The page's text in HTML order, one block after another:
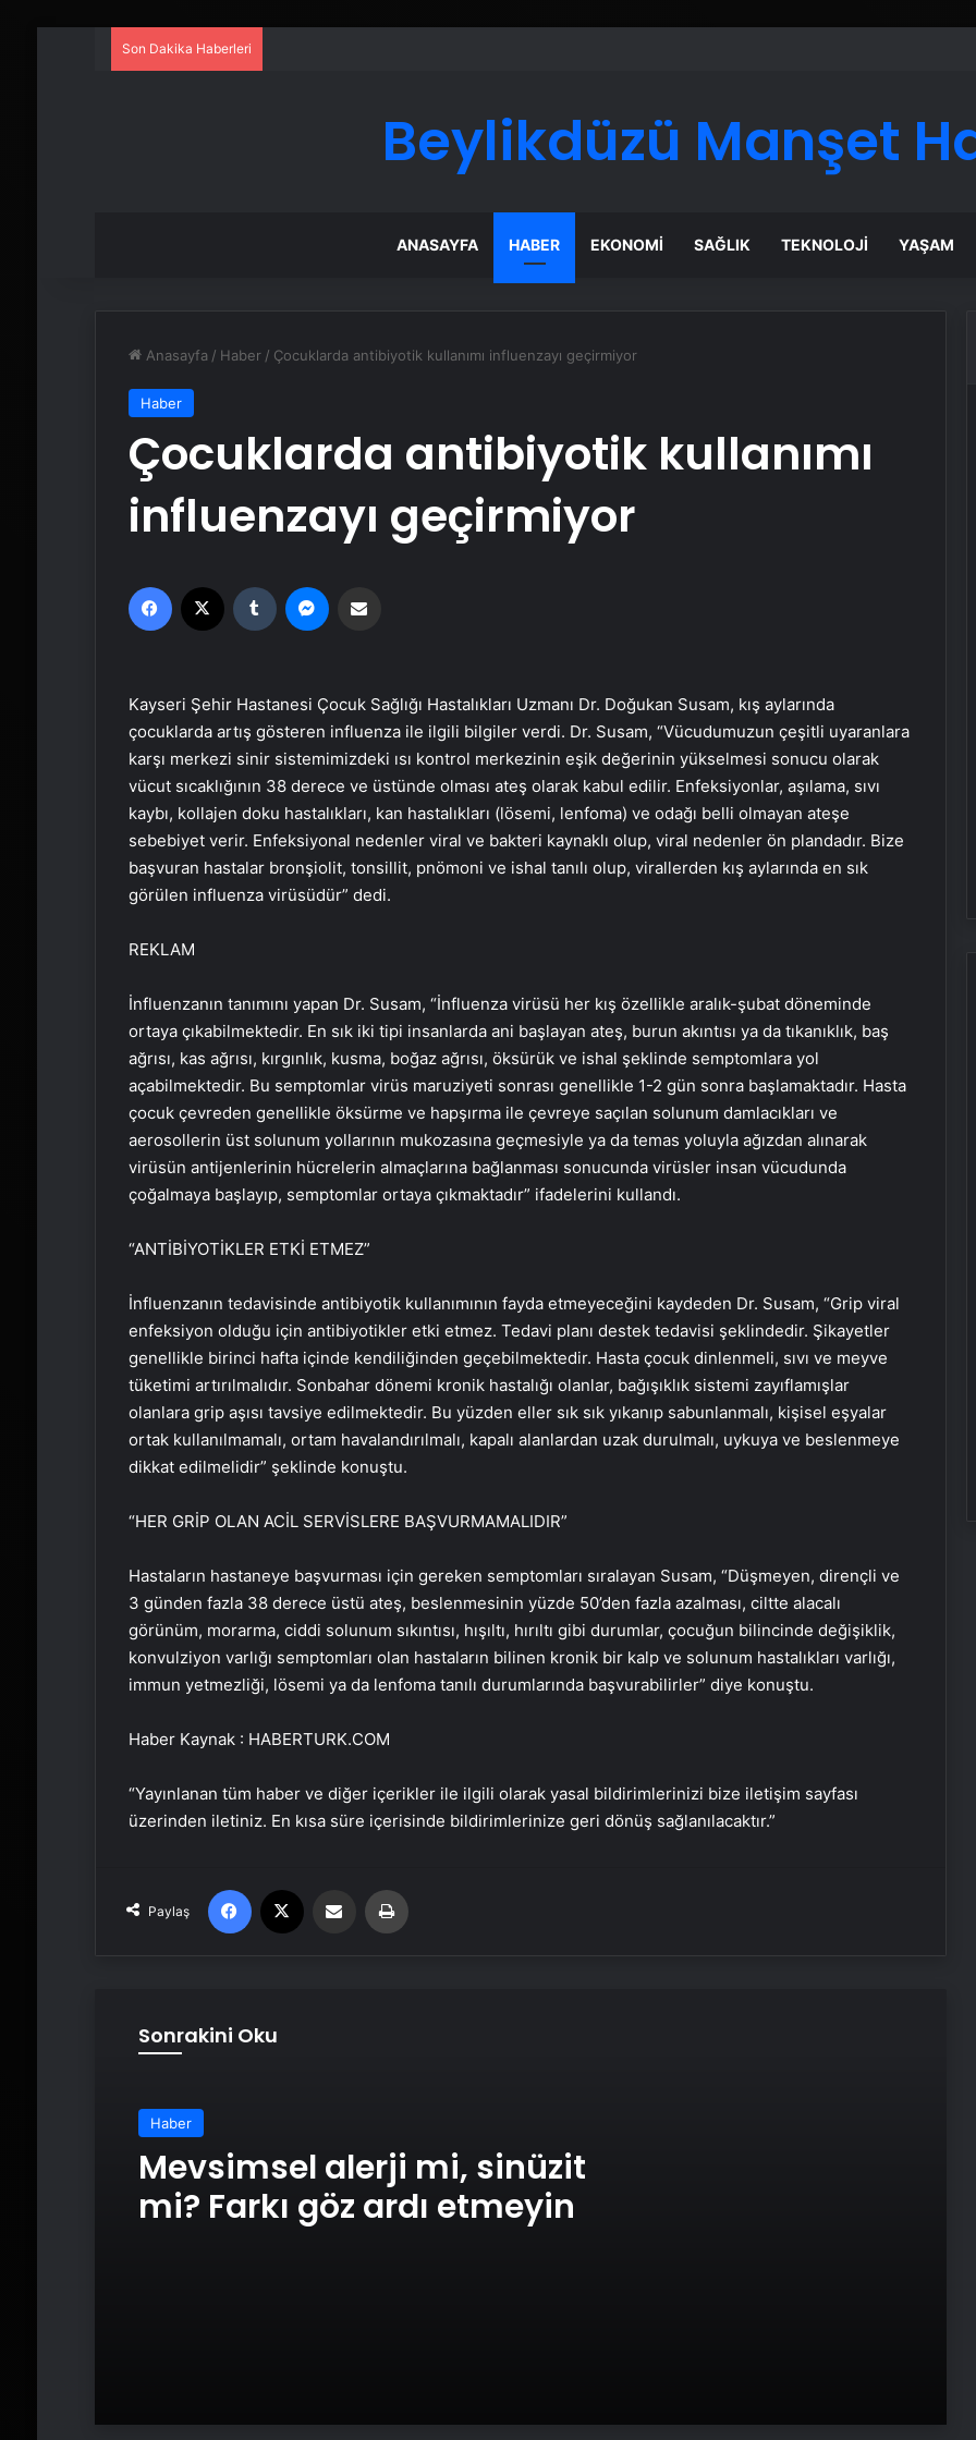
Son Dakika Haberleri
Beylikdüzü Manşet
ANASAYFA HABER EKONOMI SAĞLIK TEKNOLOJI YAŞAM
Anasayfa / Haber / Çocuklarda antibiyotik kullanımı influenzayı geçirmiyor
Haber
Çocuklarda antibiyotik kullanımı
influenzayı geçirmiyor
Facebook Tumblr
Kayseri Şehir Hastanesi Çocuk Sağlığı Hastalıkları Uzmanı Dr. Doğukan Susam, kış aylarında
çocuklarda artış gösteren influenza ile ilgili bilgiler verdi. Dr. Susam, “Vücudumuzun çeşitli uyaranlara
karşı merkezi sinir sistemimizdeki ısı kontrol merkezinin eşik değerinin yükselmesi sonucu olarak
vücut sıcaklığının 38 derece ve üstünde olması ateş olarak kabul edilir. Enfeksiyonlar, aşılama, sıvı
kaybı, kollajen doku hastalıkları, kan hastalıkları (lösemi, lenfoma) ve odağı belli olmayan ateşe
sebebiyet verir. Enfeksiyonal nedenler viral ve bakteri kaynaklı olup, viral nedenler ön plandadır. Bize
başvuran hastalar bronşiolit, tonsillit, pnömoni ve ishal tanılı olup, virallerden kış aylarında en sık
görülen influenza virüsüdür” dedi.
REKLAM
İnfluenzanın tanımını yapan Dr. Susam, “İnfluenza virüsü her kış özellikle aralık-şubat döneminde
ortaya çıkabilmektedir. En sık iki tipi insanlarda ani başlayan ateş, burun akıntısı ya da tıkanıklık, baş
ağrısı, kas ağrısı, kırgınlık, kusma, boğaz ağrısı, öksürük ve ishal şeklinde semptomlara yol
açabilmektedir. Bu semptomlar virüs maruziyeti sonrası genellikle 1-2 gün sonra başlamaktadır. Hasta
çocuk çevreden genellikle öksürme ve hapşırma ile çevreye saçılan solunum damlacıkları ve
aerosollerin üst solunum yollarının mukozasına geçmesiyle ya da temas yoluyla ağızdan alınarak
virüsün antijenlerinin hücrelerin almaçlarına bağlanması sonucunda virüsler insan vücudunda
çoğalmaya başlayıp, semptomlar ortaya çıkmaktadır” ifadelerini kullandı.
“ANTİBİYOTİKLER ETKİ ETMEZ”
İnfluenzanın tedavisinde antibiyotik kullanımının fayda etmeyeceğini kaydeden Dr. Susam, “Grip viral
enfeksiyon olduğu için antibiyotikler etki etmez. Tedavi planı destek tedavisi şeklindedir. Şikayetler
genellikle birinci hafta içinde kendiliğinden geçebilmektedir. Hasta çocuk dinlenmeli, sıvı ve meyve
tüketimi artırılmalıdır. Sonbahar dönemi kronik hastalığı olanlar, bağışıklık sistemi zayıflamışlar
olanlara grip aşısı tavsiye edilmektedir. Bu yüzden eller sık sık yıkanıp sabunlanmalı, kişisel eşyalar
ortak kullanılmamalı, ortam havalandırılmalı, kapalı alanlardan uzak durulmalı, uykuya ve beslenmeye
dikkat edilmelidir” şeklinde konuştu.
“HER GRİP OLAN ACİL SERVİSLERE BAŞVURMAMALIDIR”
Hastaların hastaneye başvurması için gereken semptomları sıralayan Susam, “Düşmeyen, dirençli ve
3 günden fazla 38 derece üstü ateş, beslenmesinin yüzde 50’den fazla azalması, ciltte alacalı
görünüm, morarma, ciddi solunum sıkıntısı, hışıltı, hırıltı gibi durumlar, çocuğun bilincinde değişiklik,
konvulziyon varlığı semptomları olan hastaların bilinen kronik bir kalp ve solunum hastalıkları varlığı,
immun yetmezliği, lösemi ya da lenfoma tanılı durumlarında başvurabilirler” diye konuştu.
Haber Kaynak : HABERTURK.COM
“Yayınlanan tüm haber ve diğer içerikler ile ilgili olarak yasal bildirimlerinizi bize iletişim sayfası
üzerinden iletiniz. En kısa süre içerisinde bildirimlerinize geri dönüş sağlanılacaktır.”
Paylaş
Facebook Email'den paylaş
Sonrakini Oku
Haber
Mevsimsel alerji mi, sinüzit
mi? Farkı göz ardı etmeyin
göz ardı etmeyin